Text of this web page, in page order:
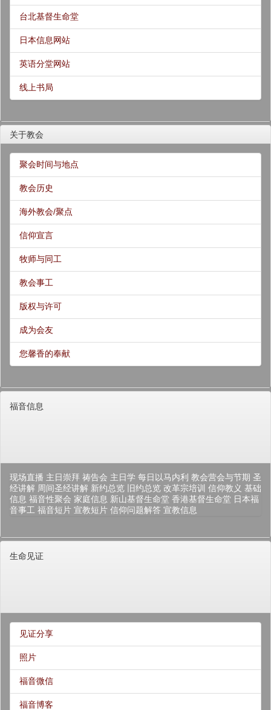
台北基督生命堂
日本信息网站
英语分堂网站
线上书局
关于教会
聚会时间与地点
教会历史
海外教会/聚点
信仰宣言
牧师与同工
教会事工
版权与许可
成为会友
您馨香的奉献
福音信息
现场直播 主日崇拜 祷告会 主日学 每日以马内利 教会营会与节期 圣
经讲解 周间圣经讲解 新约总览 旧约总览 改革宗培训 信仰教义 基础
信息 福音性聚会 家庭信息 新山基督生命堂 香港基督生命堂 日本福
音事工 福音短片 宣教短片 信仰问题解答 宣教信息
生命见证
见证分享
照片
福音微信
福音博客